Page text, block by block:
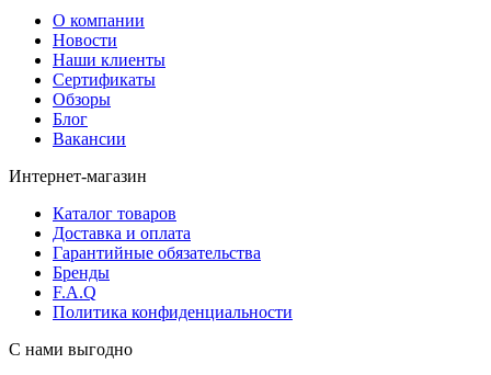
О компании
Новости
Наши клиенты
Сертификаты
Обзоры
Блог
Вакансии
Интернет-магазин
Каталог товаров
Доставка и оплата
Гарантийные обязательства
Бренды
F.A.Q
Политика конфиденциальности
С нами выгодно